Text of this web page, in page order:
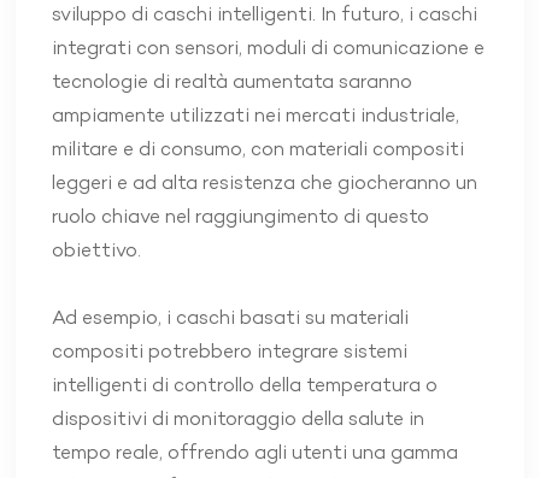
sviluppo di caschi intelligenti. In futuro, i caschi
integrati con sensori, moduli di comunicazione e
tecnologie di realtà aumentata saranno
ampiamente utilizzati nei mercati industriale,
militare e di consumo, con materiali compositi
leggeri e ad alta resistenza che giocheranno un
ruolo chiave nel raggiungimento di questo
obiettivo.
Ad esempio, i caschi basati su materiali
compositi potrebbero integrare sistemi
intelligenti di controllo della temperatura o
dispositivi di monitoraggio della salute in
tempo reale, offrendo agli utenti una gamma